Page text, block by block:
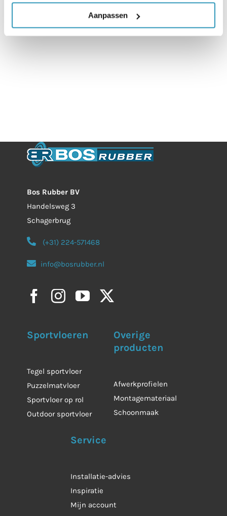
Aanpassen
Bos Rubber BV
Handelsweg 3
Schagerbrug
(+31) 224-571468
info@bosrubber.nl
Sportvloeren
Tegel sportvloer
Puzzelmatvloer
Sportvloer op rol
Outdoor sportvloer
Overige
producten
Afwerkprofielen
Montagemateriaal
Schoonmaak
Service
Installatie-advies
Inspiratie
Mijn account